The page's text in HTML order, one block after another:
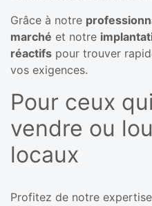
Grâce à notre
marché et notre
réactifs pour trouver
vos exigences.
Pour ceux
vendre ou
locaux
Profitez de notre